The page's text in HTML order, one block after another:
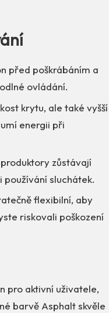
před poškrábáním a
ovládání.
krytu, ale také vyšší
energii při
zůstávají
sluchátek.
flexibilní, aby
riskovali poškození
pro aktivní uživatele,
barvě Asphalt skvěle